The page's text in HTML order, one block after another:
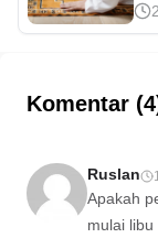
Komentar
Ruslan
Apakah
mulai libu